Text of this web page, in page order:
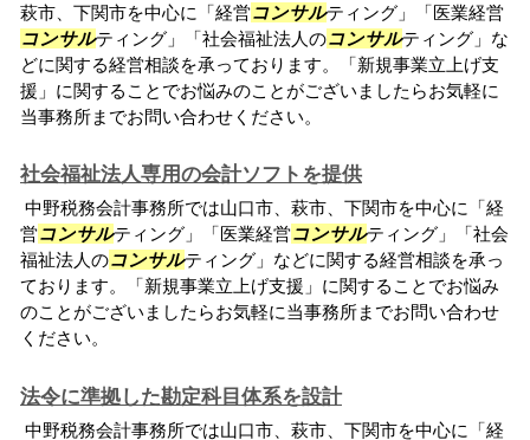
萩市、下関市を中心に「経営コンサルティング」「医業経営
コンサルティング」「社会福祉法人のコンサルティング」な
どに関する経営相談を承っております。「新規事業立上げ支
援」に関することでお悩みのことがございましたらお気軽に
当事務所までお問い合わせください。
社会福祉法人専用の会計ソフトを提供
中野税務会計事務所では山口市、萩市、下関市を中心に「経
営コンサルティング」「医業経営コンサルティング」「社会
福祉法人のコンサルティング」などに関する経営相談を承っ
ております。「新規事業立上げ支援」に関することでお悩み
のことがございましたらお気軽に当事務所までお問い合わせ
ください。
法令に準拠した勘定科目体系を設計
中野税務会計事務所では山口市、萩市、下関市を中心に「経